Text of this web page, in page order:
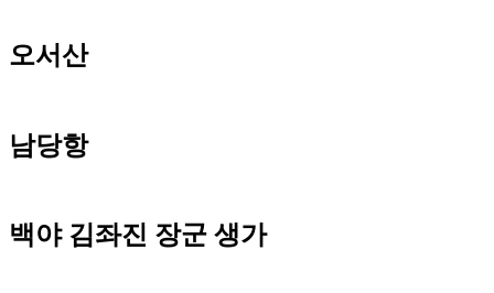
오서산
남당항
백야 김좌진 장군 생가